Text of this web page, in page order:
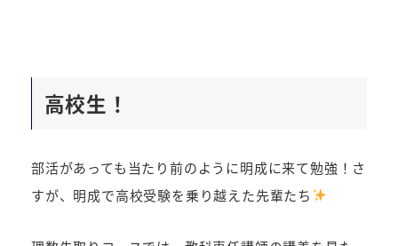
高校生！
部活があっても当たり前のように明成に来て勉強！さ
すが、明成で高校受験を乗り越えた先輩たち